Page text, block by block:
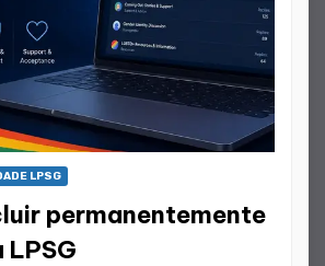
LPSG
permanentemente